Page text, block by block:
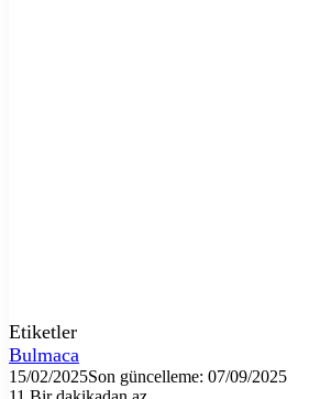
Etiketler
Bulmaca
15/02/2025Son güncelleme: 07/09/2025